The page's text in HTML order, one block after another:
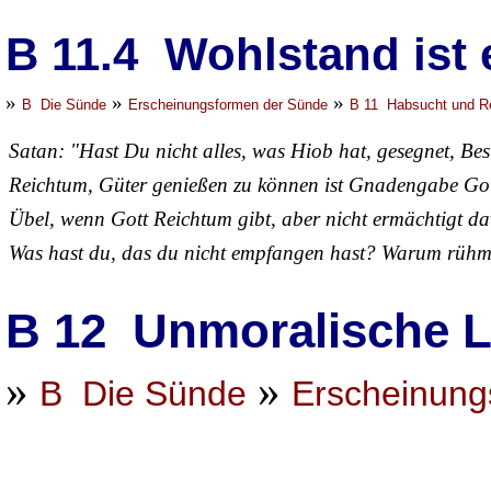
B 11.4 Wohlstand ist
» B Die Sünde » Erscheinungsformen der Sünde » B 11 Habsucht und
Satan: "Hast Du nicht alles, was Hiob hat, gesegnet,
Reichtum, Güter genießen zu können ist Gnadengabe
Übel, wenn Gott Reichtum gibt, aber nicht ermächtigt
Was hast du, das du nicht empfangen hast? Warum
B 12 Unmoralische
» B Die Sünde »